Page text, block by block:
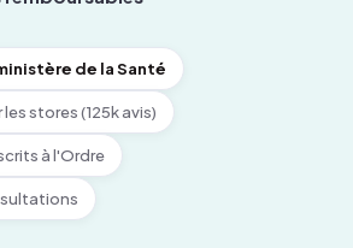
de la Santé
les stores (125k avis)
à l'Ordre